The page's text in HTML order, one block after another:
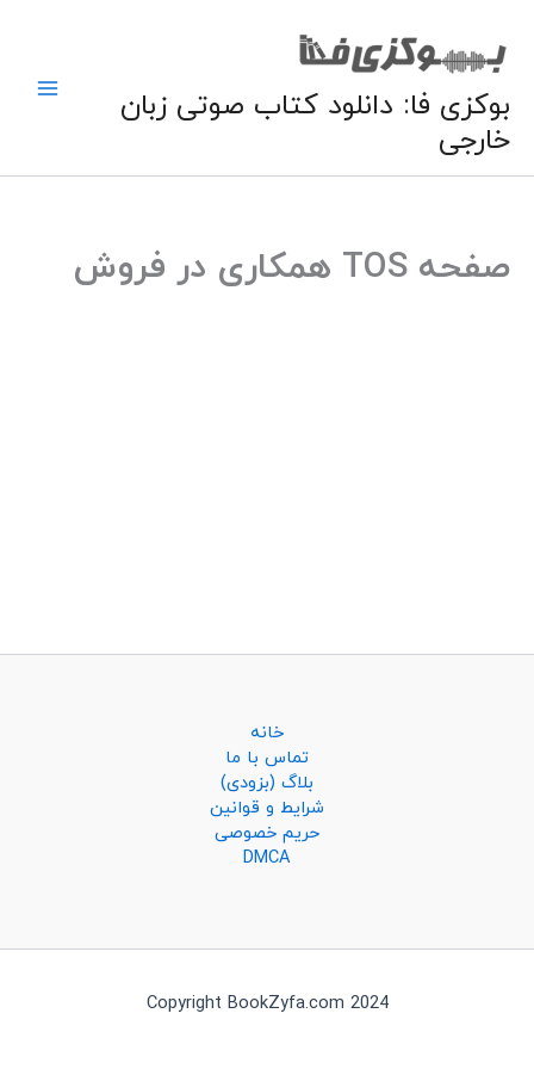
محتوا
بوکزی فا: دانلود کتاب صوتی زبان
خارجی
صفحه TOS همکاری در فروش
خانه
تماس با ما
بلاگ (بزودی)
شرایط و قوانین
حریم خصوصی
DMCA
Copyright BookZyfa.com 2024